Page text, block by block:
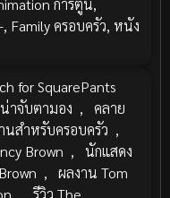
, Family ครอบครัว, หนัง
for SquarePants
าจับตามอง ,
คลาย
สำหรับครอบครัว ,
Brown ,
นักแสดง
,
ผลงาน Tom
รีวิว The